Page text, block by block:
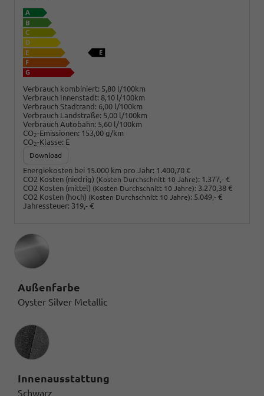
Verbrauch kombiniert: 5,80 l/100km
Verbrauch Innenstadt: 8,10 l/100km
Verbrauch Stadtrand: 6,00 l/100km
Verbrauch Landstraße: 5,00 l/100km
Verbrauch Autobahn: 5,60 l/100km
CO2-Emissionen: 153,00 g/km
CO2-Klasse: E
Download
Energiekosten bei 15.000 km pro Jahr: 1.400,70 €
CO2 Kosten (niedrig) (Kosten Durchschnitt 10 Jahre): 1.377,- €
CO2 Kosten (mittel) (Kosten Durchschnitt 10 Jahre): 3.270,38 €
CO2 Kosten (hoch) (Kosten Durchschnitt 10 Jahre): 5.049,- €
Jahressteuer: 319,- €
Außenfarbe
Oyster Silver Metallic
Innenausstattung
Innenausstattung
Schwarz